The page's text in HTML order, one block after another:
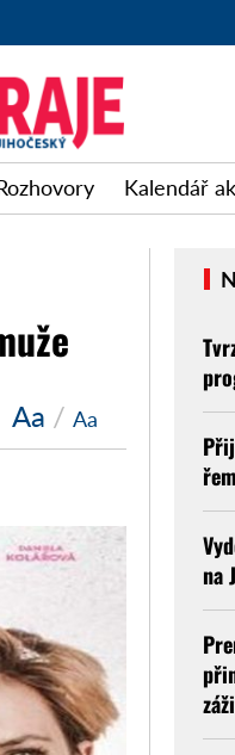
Kalendář
Aa / Aa
na